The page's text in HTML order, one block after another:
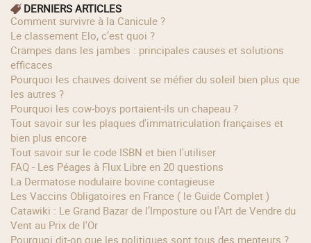
DERNIERS ARTICLES
Comment survivre à la Canicule ?
Le classement Elo, c’est quoi ?
Crampes dans les jambes : principales causes et solutions
efficaces
Pourquoi les chauves doivent se méfier du soleil bien plus que
les autres ?
Pourquoi les cow‑boys portaient‑ils un chapeau ?
Tout savoir sur les plaques d'immatriculation françaises et
bien plus encore
Tout savoir sur le code ISBN et bien l'utiliser
FAQ - Les Péages à Flux Libre en 20 questions
La Dermatose nodulaire bovine contagieuse
Les Vaccins Obligatoires en France ( le Guide Complet )
Catawiki : Le Grand Bazar de l’Imposture ou l'Art de Vendre du
Vent au Prix de l'Or
Pourquoi dit-on que les politiques sont tous des menteurs ?